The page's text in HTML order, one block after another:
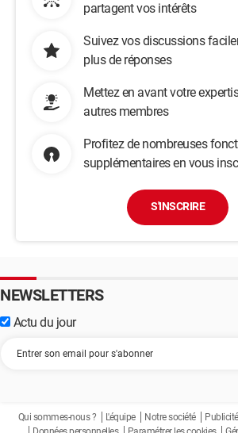
partagent vos intérêts
Suivez vos discussions
plus de réponses
Mettez en avant votre
autres membres
Profitez de nombreuses
supplémentaires en vous
S'INSCRIRE
NEWSLETTERS
Actu du jour
Qui sommes-nous ? L'équipe Notre société Publicité